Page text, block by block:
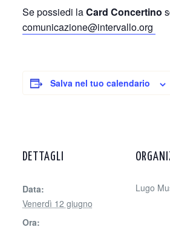
Se possiedi laCard Concertino
comunicazione@intervallo.org
Salva nel tuo calendario
DETTAGLI
Data:
Venerdì 12 giugno
Ora:
Lugo